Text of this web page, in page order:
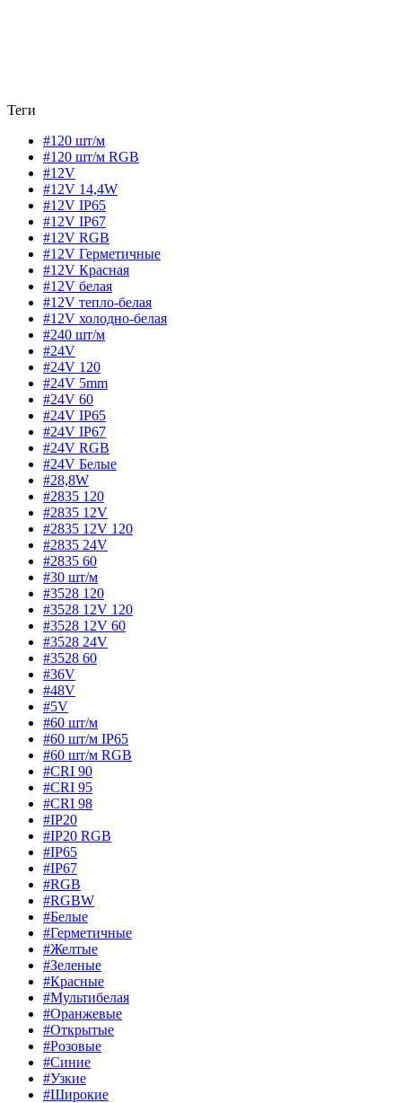
Теги
#120 шт/м
#120 шт/м RGB
#12V
#12V 14,4W
#12V IP65
#12V IP67
#12V RGB
#12V Герметичные
#12V Красная
#12V белая
#12V тепло-белая
#12V холодно-белая
#240 шт/м
#24V
#24V 120
#24V 5mm
#24V 60
#24V IP65
#24V IP67
#24V RGB
#24V Белые
#28,8W
#2835 120
#2835 12V
#2835 12V 120
#2835 24V
#2835 60
#30 шт/м
#3528 120
#3528 12V 120
#3528 12V 60
#3528 24V
#3528 60
#36V
#48V
#5V
#60 шт/м
#60 шт/м IP65
#60 шт/м RGB
#CRI 90
#CRI 95
#CRI 98
#IP20
#IP20 RGB
#IP65
#IP67
#RGB
#RGBW
#Белые
#Герметичные
#Желтые
#Зеленые
#Красные
#Мультибелая
#Оранжевые
#Открытые
#Розовые
#Синие
#Узкие
#Широкие